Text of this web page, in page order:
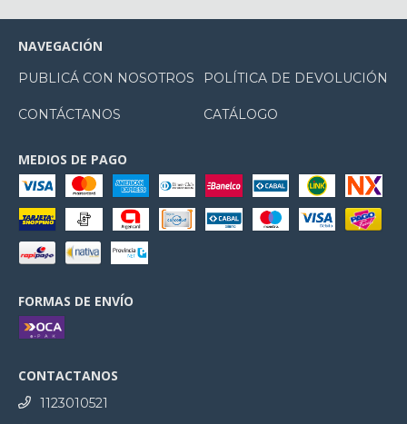
NAVEGACIÓN
PUBLICÁ CON NOSOTROS POLÍTICA DE DEVOLUCIÓN
CONTÁCTANOS CATÁLOGO
MEDIOS DE PAGO
FORMAS DE ENVÍO
CONTACTANOS
1123010521